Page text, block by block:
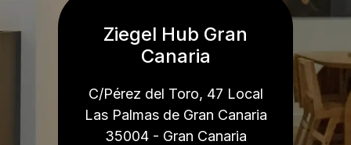
Ziegel Hub Gran
Canaria
C/Pérez del Toro, 47 Local
Las Palmas de Gran Canaria
35004 - Gran Canaria